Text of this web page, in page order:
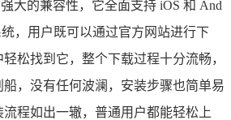
大的兼容性，它全面支持 iOS 和 And
，用户既可以通过官方网站进行下
松找到它，整个下载过程十分流畅，
，没有任何波澜，安装步骤也简单易
程如出一辙，普通用户都能轻松上